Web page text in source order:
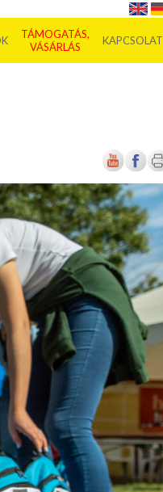
TÁMOGATÁS,
VÁSÁRLÁS
KAPCSOLAT